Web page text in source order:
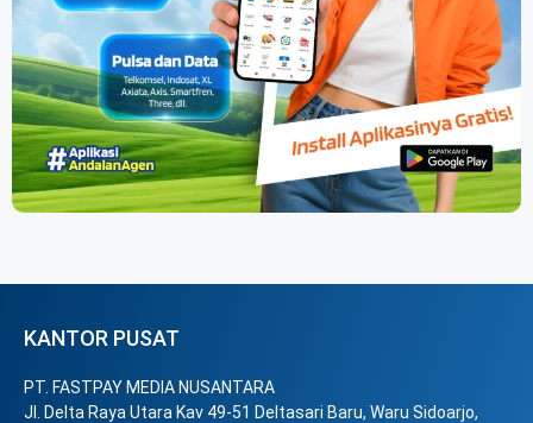
KANTOR PUSAT
PT. FASTPAY MEDIA NUSANTARA
Jl. Delta Raya Utara Kav 49-51 Deltasari Baru, Waru Sidoarjo,